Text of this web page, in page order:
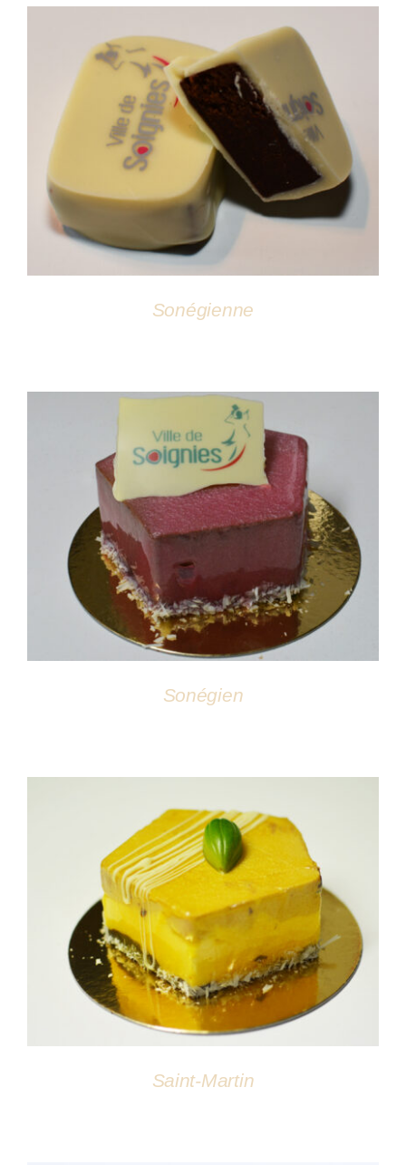
DÉTAILS
Sonégienne
DÉTAILS
Sonégien
DÉTAILS
Saint-Martin